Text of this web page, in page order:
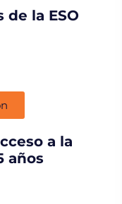
la ESO
a la
años